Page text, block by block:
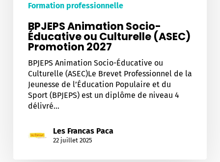
Formation professionnelle
BPJEPS Animation Socio-
Éducative ou Culturelle (ASEC)
Promotion 2027
BPJEPS Animation Socio-Éducative ou
Culturelle (ASEC)Le Brevet Professionnel de la
Jeunesse de l’Éducation Populaire et du
Sport (BPJEPS) est un diplôme de niveau 4
délivré…
Les Francas Paca
22 juillet 2025